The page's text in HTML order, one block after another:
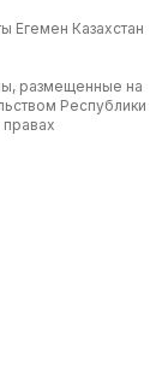
Егемен Казахстан
размещенные на
Республики